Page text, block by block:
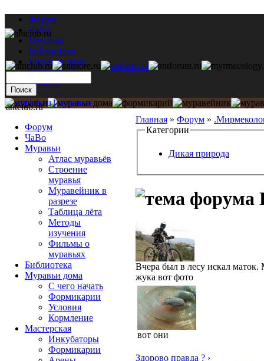
Форум
ЧаВо
Муравьи
Библиотека
Муравьи дома
Мастерская
Каталог
Главная » Форум »
Категории
Дикая природа
Вчера был в лесу искал
жука вот фото
вот они
Здорово правда ? ›
antclub.ru
Форум
ЧаВо
Муравьи
Атлас муравьёв
Строение
муравья
Муравейник в
разрезе
Таблица лёта
Методы
изучения
Фильмы о
муравьях
Библиотека
Муравьи дома
С чего начать
Формикарии
Условия
Кормление
Мастерская
Инкубаторы
Формикарии